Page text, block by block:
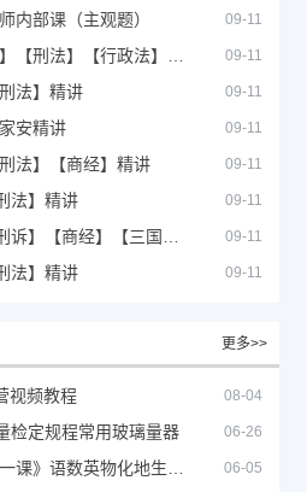
内部课（主观题） 09-11
09-11
法】精讲 09-11
安精讲 09-11
法】【商经】精讲 09-11
法】精讲 09-11
09-11
法】精讲 09-11
更多>>
视频教程 08-04
检定规程常用玻璃量器 06-26
06-05